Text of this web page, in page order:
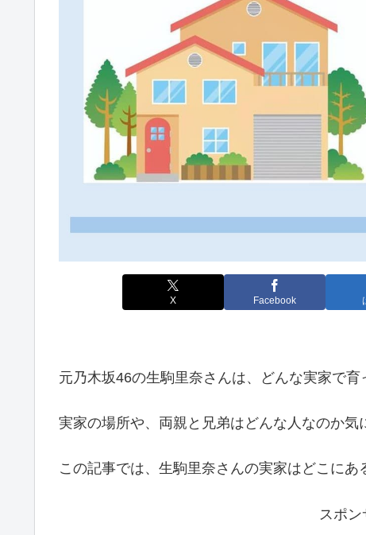
X Facebook
元乃木坂46の生駒里奈さんは、どんな実家で育
実家の場所や、両親と兄弟はどんな人なのか気
この記事では、生駒里奈さんの実家はどこにあ
スポ